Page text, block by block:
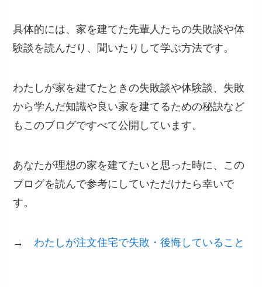
具体的には、家を建てた先輩人たちの失敗談や体
験談を読んだり、聞いたりして学ぶ方法です。
わたしが家を建てたときの失敗談や体験談、失敗
から学んだ知識や良い家を建てるための秘訣など
もこのブログですべて公開しています。
あなたが理想の家を建てたいと思った時に、この
ブログを読んで参考にしていただけたら幸いで
す。
→ わたしが注文住宅で失敗・後悔していること